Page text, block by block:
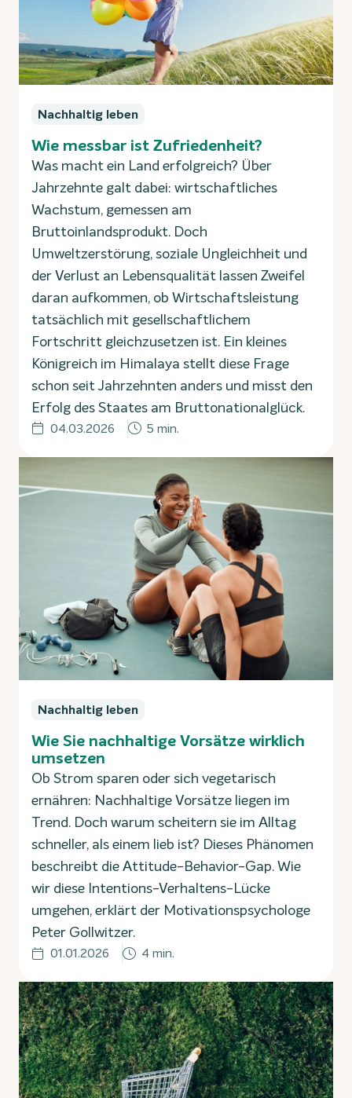
Nachhaltig leben
Wie messbar ist Zufriedenheit?
Was macht ein Land erfolgreich? Über
Jahrzehnte galt dabei: wirtschaftliches
Wachstum, gemessen am
Bruttoinlandsprodukt. Doch
Umweltzerstörung, soziale Ungleichheit und
der Verlust an Lebensqualität lassen Zweifel
daran aufkommen, ob Wirtschaftsleistung
tatsächlich mit gesellschaftlichem
Fortschritt gleichzusetzen ist. Ein kleines
Königreich im Himalaya stellt diese Frage
schon seit Jahrzehnten anders und misst den
Erfolg des Staates am Bruttonationalglück.
04.03.2026 5 min.
Nachhaltig leben
Wie Sie nachhaltige Vorsätze wirklich
umsetzen
Ob Strom sparen oder sich vegetarisch
ernähren: Nachhaltige Vorsätze liegen im
Trend. Doch warum scheitern sie im Alltag
schneller, als einem lieb ist? Dieses Phänomen
beschreibt die Attitude-Behavior-Gap. Wie
wir diese Intentions-Verhaltens-Lücke
umgehen, erklärt der Motivationspsychologe
Peter Gollwitzer.
01.01.2026 4 min.